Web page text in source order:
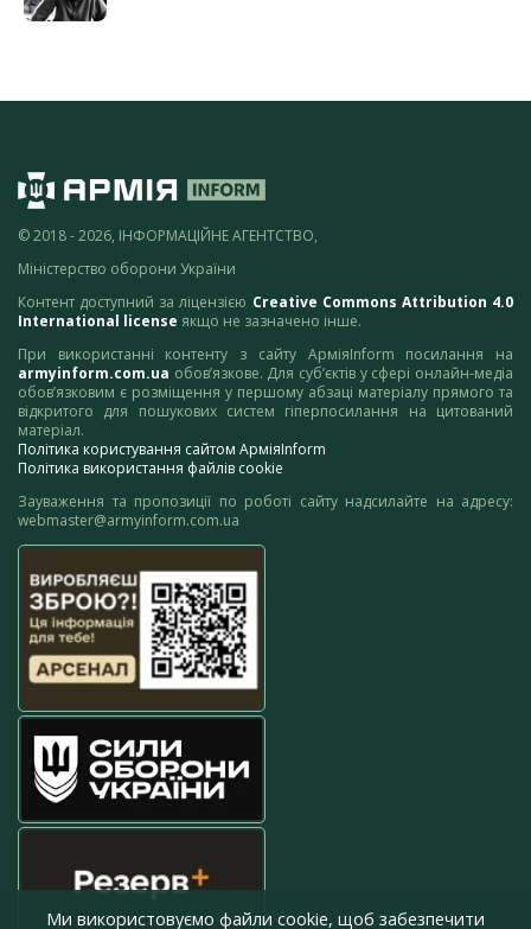
© 2018 - 2026, ІНФОРМАЦІЙНЕ АГЕНТСТВО,
Міністерство оборони України
Контент доступний за ліцензією Creative Commons Attribution 4.0
International license якщо не зазначено інше.
При використанні контенту з сайту АрміяInform посилання на
armyinform.com.ua обов’язкове. Для суб’єктів у сфері онлайн-медіа
обов’язковим є розміщення у першому абзаці матеріалу прямого та
відкритого для пошукових систем гіперпосилання на цитований
матеріал.
Політика користування сайтом АрміяInform
Політика використання файлів cookie
Зауваження та пропозиції по роботі сайту надсилайте на адресу:
webmaster@armyinform.com.ua
Ми використовуємо файли cookie, щоб забезпечити